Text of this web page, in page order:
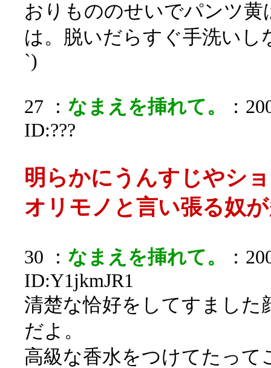
おりもののせいでパンツ
は。脱いだらすぐ手洗いし
`)
27 ： なまえを挿れて。
：
ID:???
明らかにうんすじやシ
オリモノと言い張る奴
30 ： なまえを挿れて。
：
ID:Y1jkmJR1
清楚な恰好をしてすました
だよ。
高級な香水をつけてたっ